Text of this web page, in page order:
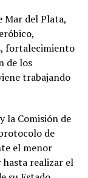
Mar del Plata,
fortalecimiento
de los
trabajando
la Comisión de
de
el menor
realizar el